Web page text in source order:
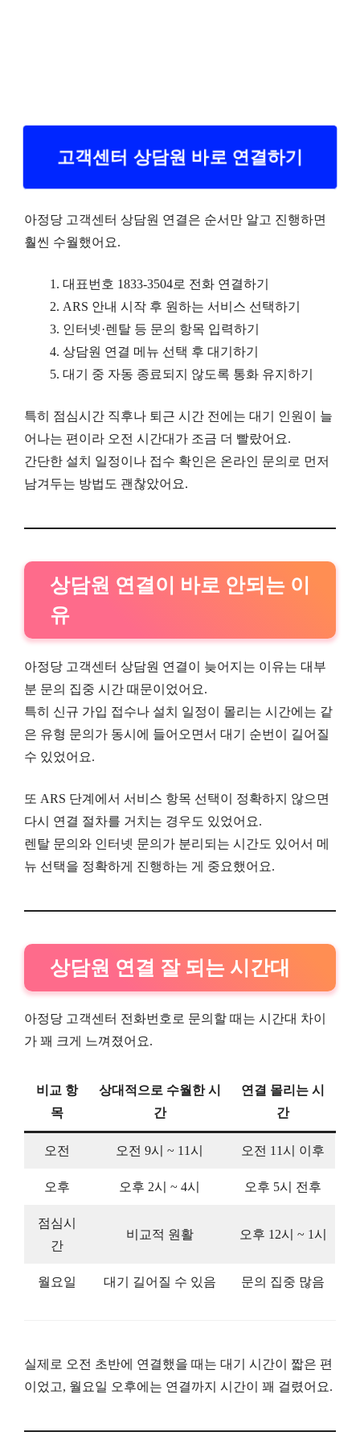
고객센터 상담원 바로 연결하기
아정당 고객센터 상담원 연결은 순서만 알고 진행하면
훨씬 수월했어요.
대표번호 1833-3504로 전화 연결하기
ARS 안내 시작 후 원하는 서비스 선택하기
인터넷·렌탈 등 문의 항목 입력하기
상담원 연결 메뉴 선택 후 대기하기
대기 중 자동 종료되지 않도록 통화 유지하기
특히 점심시간 직후나 퇴근 시간 전에는 대기 인원이 늘
어나는 편이라 오전 시간대가 조금 더 빨랐어요.
간단한 설치 일정이나 접수 확인은 온라인 문의로 먼저
남겨두는 방법도 괜찮았어요.
상담원 연결이 바로 안되는 이
유
아정당 고객센터 상담원 연결이 늦어지는 이유는 대부
분 문의 집중 시간 때문이었어요.
특히 신규 가입 접수나 설치 일정이 몰리는 시간에는 같
은 유형 문의가 동시에 들어오면서 대기 순번이 길어질
수 있었어요.
또 ARS 단계에서 서비스 항목 선택이 정확하지 않으면
다시 연결 절차를 거치는 경우도 있었어요.
렌탈 문의와 인터넷 문의가 분리되는 시간도 있어서 메
뉴 선택을 정확하게 진행하는 게 중요했어요.
상담원 연결 잘 되는 시간대
아정당 고객센터 전화번호로 문의할 때는 시간대 차이
가 꽤 크게 느껴졌어요.
비교 항
목
상대적으로 수월한 시
간
연결 몰리는 시
간
오전 오전 9시 ~ 11시 오전 11시 이후
오후 오후 2시 ~ 4시 오후 5시 전후
점심시
간
비교적 원활 오후 12시 ~ 1시
월요일 대기 길어질 수 있음 문의 집중 많음
실제로 오전 초반에 연결했을 때는 대기 시간이 짧은 편
이었고, 월요일 오후에는 연결까지 시간이 꽤 걸렸어요.